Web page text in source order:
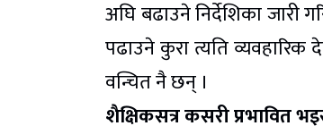
अघि बढाउने निर्देशिका जारी
पढाउने कुरा त्यति
वन्चित नै छन् ।
शैक्षिकसत्र कसरी प्रभावित